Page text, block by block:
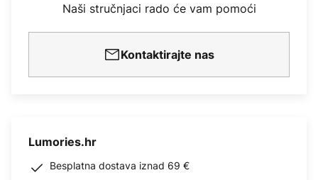
Naši stručnjaci rado će vam pomoći
Kontaktirajte nas
Lumories.hr
Besplatna dostava iznad 69 €